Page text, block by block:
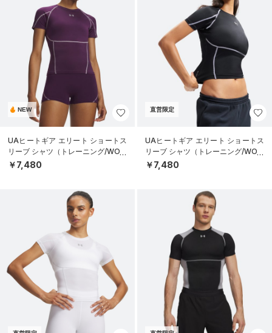
NEW
UAヒートギア エリート ショートス
リーブ シャツ（トレーニング/WOM
EN）
￥7,480
直営限定
UAヒートギア エリート ショートス
リーブ シャツ（トレーニング/WOM
EN）
￥7,480